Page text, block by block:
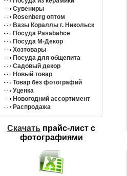
Сувениры
Rosenberg оптом
Вазы Кораллы г. Никольск
Посуда Pasabahce
Посуда М-Декор
Хозтовары
Посуда для общепита
Садовый декор
Новый товар
Товар без фотографий
Уценка
Новогодний ассортимент
Распродажа
Скачать прайс-лист c
фотографиями